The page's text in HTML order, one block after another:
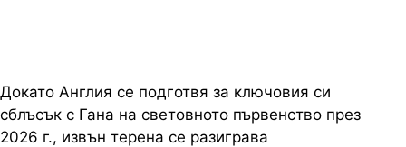
Докато Англия се подготвя за ключовия си
сблъсък с Гана на световното първенство през
2026 г., извън терена се разиграва